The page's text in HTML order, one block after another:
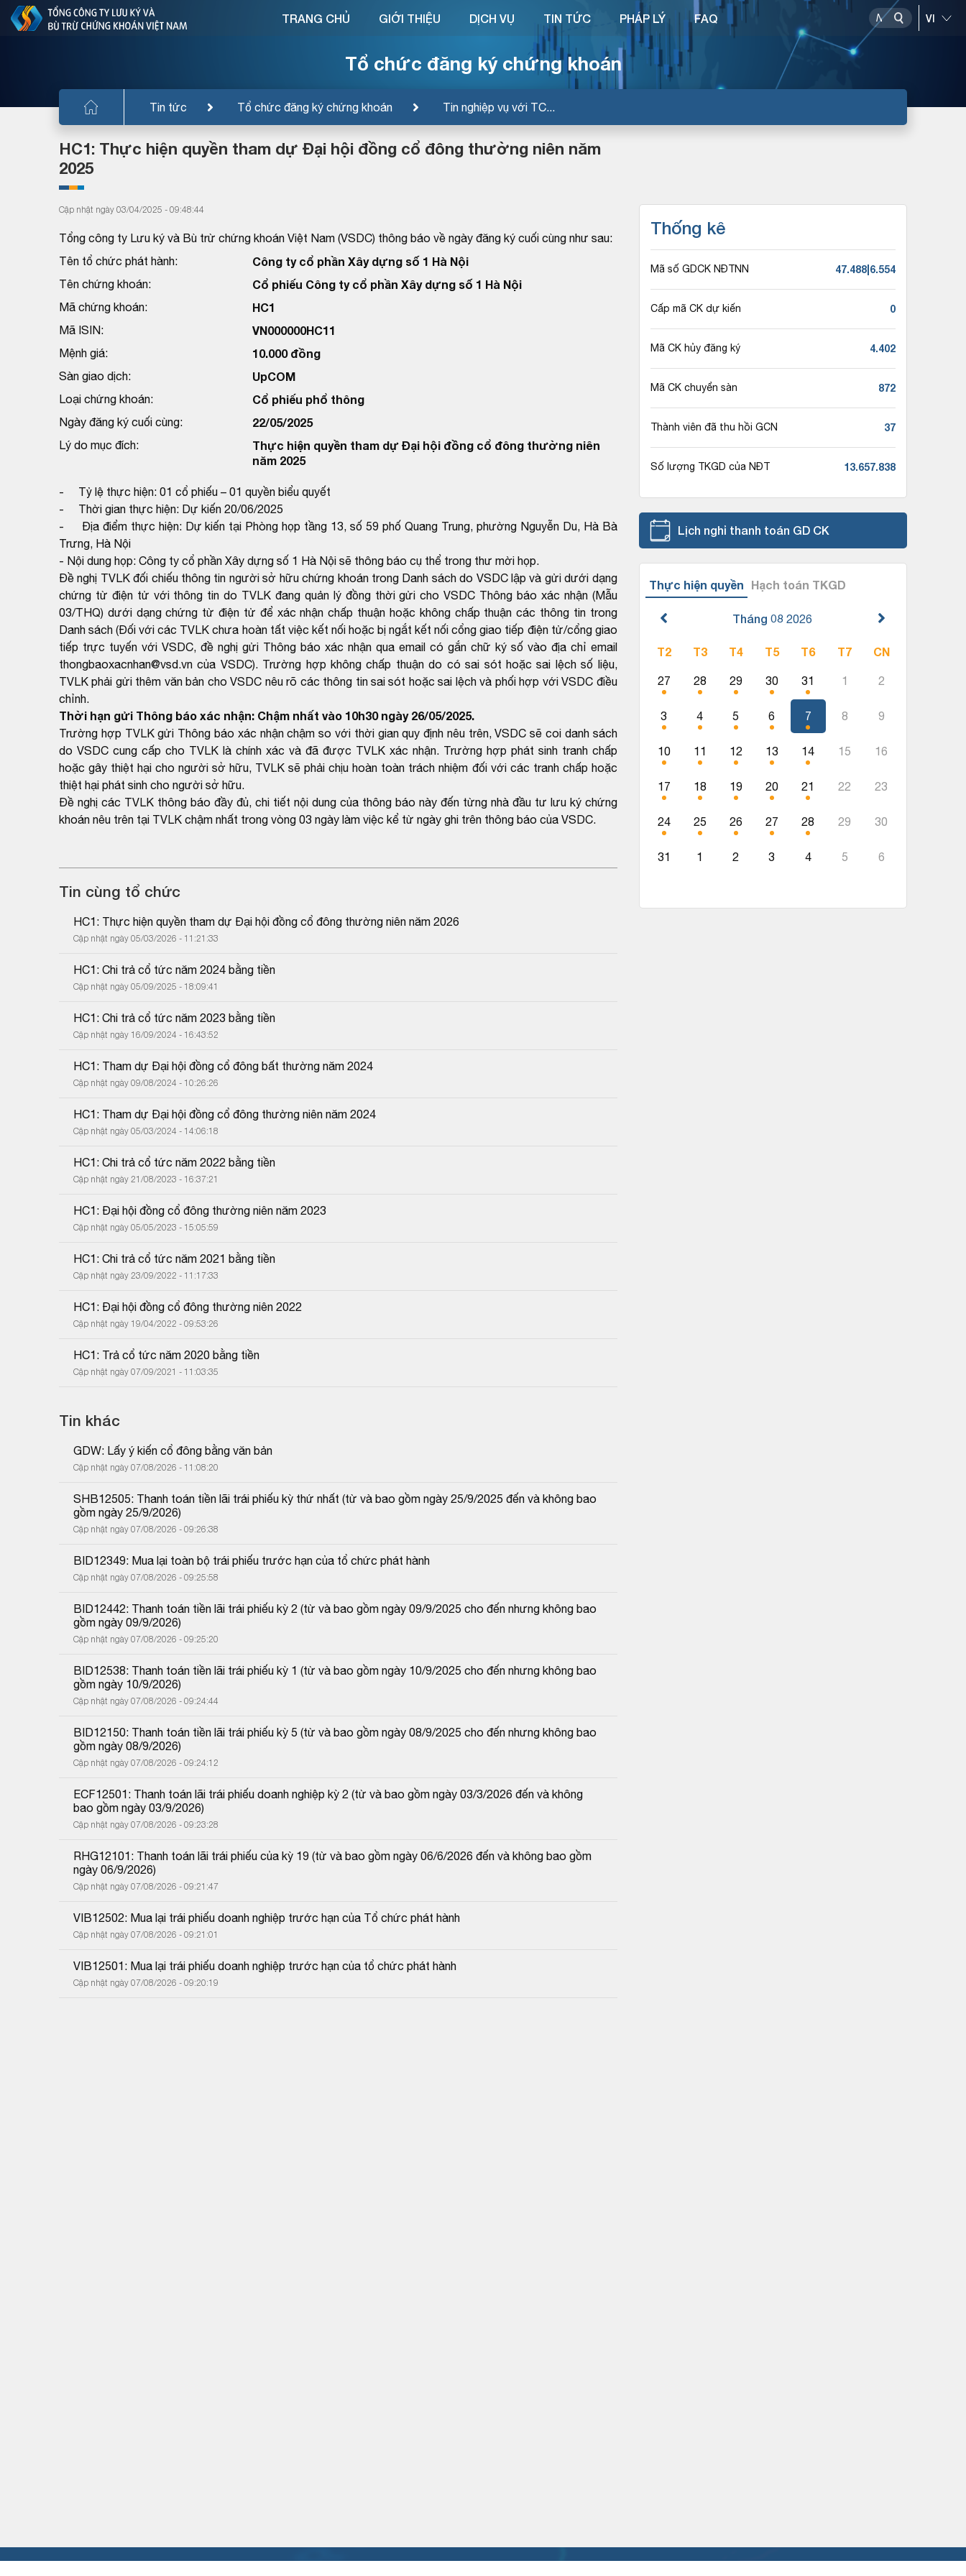
Tổ chức đăng ký chứng khoán
Tin tức Tổ chức đăng ký chứng khoán Tin nghiệp vụ với TC...
TRANG CHỦ GIỚI THIỆU DỊCH VỤ TIN TỨC PHÁP LÝ FAQ
HC1: Thực hiện quyền tham dự Đại hội đồng cổ đông thường niên năm
2025
Cập nhật ngày 03/04/2025 - 09:48:44
Tổng công ty Lưu ký và Bù trừ chứng khoán Việt Nam (VSDC) thông báo về ngày đăng ký cuối cùng như sau:
Tên tổ chức phát hành:
Công ty cổ phần Xây dựng số 1 Hà Nội
Tên chứng khoán: Cổ phiếu Công ty cổ phần Xây dựng số 1 Hà Nội
Mã chứng khoán: HC1
Mã ISIN: VN000000HC11
Mệnh giá: 10.000 đồng
Sàn giao dịch: UpCOM
Loại chứng khoán: Cổ phiếu phổ thông
Ngày đăng ký cuối cùng: 22/05/2025
Lý do mục đích:
Thực hiện quyền tham dự Đại hội đồng cổ đông thường niên
năm 2025
- Tỷ lệ thực hiện: 01 cổ phiếu – 01 quyền biểu quyết
- Thời gian thực hiện: Dự kiến 20/06/2025
- Địa điểm thực hiện: Dự kiến tại Phòng họp tầng 13, số 59 phố Quang Trung, phường Nguyễn Du, Hà Bà
Trưng, Hà Nội
- Nội dung họp: Công ty cổ phần Xây dựng số 1 Hà Nội sẽ thông báo cụ thể trong thư mời họp.
Đề nghị TVLK đối chiếu thông tin người sở hữu chứng khoán trong Danh sách do VSDC lập và gửi dưới dạng
chứng từ điện tử với thông tin do TVLK đang quản lý đồng thời gửi cho VSDC Thông báo xác nhận (Mẫu
03/THQ) dưới dạng chứng từ điện tử để xác nhận chấp thuận hoặc không chấp thuận các thông tin trong
Danh sách (Đối với các TVLK chưa hoàn tất việc kết nối hoặc bị ngắt kết nối cổng giao tiếp điện tử/cổng giao
tiếp trực tuyến với VSDC, đề nghị gửi Thông báo xác nhận qua email có gắn chữ ký số vào địa chỉ email
thongbaoxacnhan@vsd.vn của VSDC). Trường hợp không chấp thuận do có sai sót hoặc sai lệch số liệu,
TVLK phải gửi thêm văn bản cho VSDC nêu rõ các thông tin sai sót hoặc sai lệch và phối hợp với VSDC điều
chỉnh.
Thời hạn gửi Thông báo xác nhận: Chậm nhất vào 10h30 ngày 26/05/2025.
Trường hợp TVLK gửi Thông báo xác nhận chậm so với thời gian quy định nêu trên, VSDC sẽ coi danh sách
do VSDC cung cấp cho TVLK là chính xác và đã được TVLK xác nhận. Trường hợp phát sinh tranh chấp
hoặc gây thiệt hại cho người sở hữu, TVLK sẽ phải chịu hoàn toàn trách nhiệm đối với các tranh chấp hoặc
thiệt hại phát sinh cho người sở hữu.
Đề nghị các TVLK thông báo đầy đủ, chi tiết nội dung của thông báo này đến từng nhà đầu tư lưu ký chứng
khoán nêu trên tại TVLK chậm nhất trong vòng 03 ngày làm việc kể từ ngày ghi trên thông báo của VSDC.
Tin cùng tổ chức
HC1: Thực hiện quyền tham dự Đại hội đồng cổ đông thường niên năm 2026
Cập nhật ngày 05/03/2026 - 11:21:33
HC1: Chi trả cổ tức năm 2024 bằng tiền
Cập nhật ngày 05/09/2025 - 18:09:41
HC1: Chi trả cổ tức năm 2023 bằng tiền
Cập nhật ngày 16/09/2024 - 16:43:52
HC1: Tham dự Đại hội đồng cổ đông bất thường năm 2024
Cập nhật ngày 09/08/2024 - 10:26:26
HC1: Tham dự Đại hội đồng cổ đông thường niên năm 2024
Cập nhật ngày 05/03/2024 - 14:06:18
HC1: Chi trả cổ tức năm 2022 bằng tiền
Cập nhật ngày 21/08/2023 - 16:37:21
HC1: Đại hội đồng cổ đông thường niên năm 2023
Cập nhật ngày 05/05/2023 - 15:05:59
HC1: Chi trả cổ tức năm 2021 bằng tiền
Cập nhật ngày 23/09/2022 - 11:17:33
HC1: Đại hội đồng cổ đông thường niên 2022
Cập nhật ngày 19/04/2022 - 09:53:26
HC1: Trả cổ tức năm 2020 bằng tiền
Cập nhật ngày 07/09/2021 - 11:03:35
Tin khác
GDW: Lấy ý kiến cổ đông bằng văn bản
Cập nhật ngày 07/08/2026 - 11:08:20
SHB12505: Thanh toán tiền lãi trái phiếu kỳ thứ nhất (từ và bao gồm ngày 25/9/2025 đến và không bao
gồm ngày 25/9/2026)
Cập nhật ngày 07/08/2026 - 09:26:38
BID12349: Mua lại toàn bộ trái phiếu trước hạn của tổ chức phát hành
Cập nhật ngày 07/08/2026 - 09:25:58
BID12442: Thanh toán tiền lãi trái phiếu kỳ 2 (từ và bao gồm ngày 09/9/2025 cho đến nhưng không bao
gồm ngày 09/9/2026)
Cập nhật ngày 07/08/2026 - 09:25:20
BID12538: Thanh toán tiền lãi trái phiếu kỳ 1 (từ và bao gồm ngày 10/9/2025 cho đến nhưng không bao
gồm ngày 10/9/2026)
Cập nhật ngày 07/08/2026 - 09:24:44
BID12150: Thanh toán tiền lãi trái phiếu kỳ 5 (từ và bao gồm ngày 08/9/2025 cho đến nhưng không bao
gồm ngày 08/9/2026)
Cập nhật ngày 07/08/2026 - 09:24:12
ECF12501: Thanh toán lãi trái phiếu doanh nghiệp kỳ 2 (từ và bao gồm ngày 03/3/2026 đến và không
bao gồm ngày 03/9/2026)
Cập nhật ngày 07/08/2026 - 09:23:28
RHG12101: Thanh toán lãi trái phiếu của kỳ 19 (từ và bao gồm ngày 06/6/2026 đến và không bao gồm
ngày 06/9/2026)
Cập nhật ngày 07/08/2026 - 09:21:47
VIB12502: Mua lại trái phiếu doanh nghiệp trước hạn của Tổ chức phát hành
Cập nhật ngày 07/08/2026 - 09:21:01
VIB12501: Mua lại trái phiếu doanh nghiệp trước hạn của tổ chức phát hành
Cập nhật ngày 07/08/2026 - 09:20:19
Thống kê
Mã số GDCK NĐTNN 47.488|6.554
Cấp mã CK dự kiến 0
Mã CK hủy đăng ký 4.402
Mã CK chuyển sàn 872
Thành viên đã thu hồi GCN 37
Số lượng TKGD của NĐT 13.657.838
Lịch nghỉ thanh toán GD CK
Thực hiện quyền Hạch toán TKGD
Tháng 08 2026
T2 T3 T4 T5 T6 T7 CN
27 28 29 30 31 1 2
3 4 5 6 7 8 9
10 11 12 13 14 15 16
17 18 19 20 21 22 23
24 25 26 27 28 29 30
31 1 2 3 4 5 6